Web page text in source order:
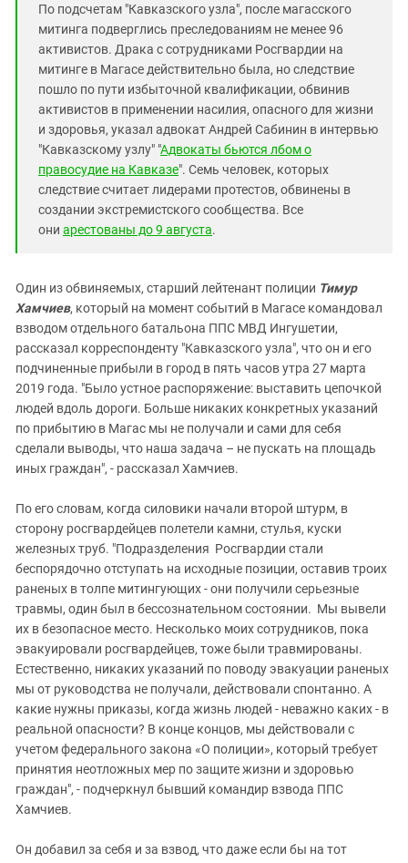
По подсчетам "Кавказского узла", после магасского
митинга подверглись преследованиям не менее 96
активистов. Драка с сотрудниками Росгвардии на
митинге в Магасе действительно была, но следствие
пошло по пути избыточной квалификации, обвинив
активистов в применении насилия, опасного для жизни
и здоровья, указал адвокат Андрей Сабинин в интервью
"Кавказскому узлу" "Адвокаты бьются лбом о
правосудие на Кавказе". Семь человек, которых
следствие считает лидерами протестов, обвинены в
создании экстремистского сообщества. Все
они арестованы до 9 августа.
Один из обвиняемых, старший лейтенант полиции Тимур
Хамчиев, который на момент событий в Магасе командовал
взводом отдельного батальона ППС МВД Ингушетии,
рассказал корреспонденту "Кавказского узла", что он и его
подчиненные прибыли в город в пять часов утра 27 марта
2019 года. "Было устное распоряжение: выставить цепочкой
людей вдоль дороги. Больше никаких конкретных указаний
по прибытию в Магас мы не получали и сами для себя
сделали выводы, что наша задача – не пускать на площадь
иных граждан", - рассказал Хамчиев.
По его словам, когда силовики начали второй штурм, в
сторону росгвардейцев полетели камни, стулья, куски
железных труб. "Подразделения Росгвардии стали
беспорядочно отступать на исходные позиции, оставив троих
раненых в толпе митингующих - они получили серьезные
травмы, один был в бессознательном состоянии. Мы вывели
их в безопасное место. Несколько моих сотрудников, пока
эвакуировали росгвардейцев, тоже были травмированы.
Естественно, никаких указаний по поводу эвакуации раненых
мы от руководства не получали, действовали спонтанно. А
какие нужны приказы, когда жизнь людей - неважно каких - в
реальной опасности? В конце концов, мы действовали с
учетом федерального закона «О полиции», который требует
принятия неотложных мер по защите жизни и здоровью
граждан", - подчеркнул бывший командир взвода ППС
Хамчиев.
Он добавил за себя и за взвод, что даже если бы на тот